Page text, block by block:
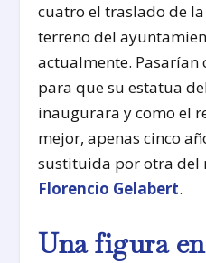
cuatro el traslado de
terreno del
actualmente. Pasarían
para que su estatua
inaugurara y como el
mejor, apenas cinco
sustituida por otra del
Florencio Gelabert.
Una figura